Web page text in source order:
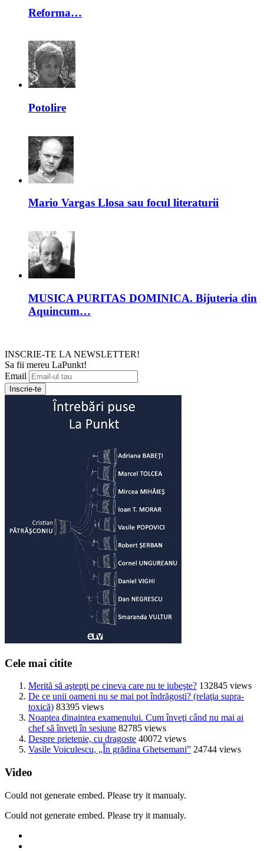
Reforma…
Potolire
Mario Vargas Llosa sau focul literaturii
MUSICA PURITAS DOMINICA. Bijuteria din
Aquincum…
INSCRIE-TE LA NEWSLETTER!
Sa fii mereu LaPunkt!
Email
Cele mai citite
Merită să aştepţi pe cineva care nu te iubeşte? 132845 views
De ce unii oameni nu se mai pot îndrăgosti? (relaţia supra-
toxică) 83395 views
Noaptea dinaintea examenului. Cum înveţi când nu mai ai
chef să înveţi în sesiune 82785 views
Despre prietenie, cu dragoste 40072 views
Vasile Voiculescu, „În grădina Ghetsemani” 24744 views
Video
Could not generate embed. Please try it manualy.
Could not generate embed. Please try it manualy.